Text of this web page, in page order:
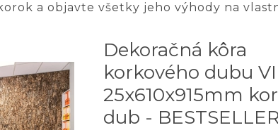
a objavte všetky jeho výhody na
Dekoračná kôra
korkového dubu
25x610x915mm
dub -